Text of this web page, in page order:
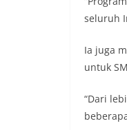
seluruh
Ia juga
untuk
“Dari